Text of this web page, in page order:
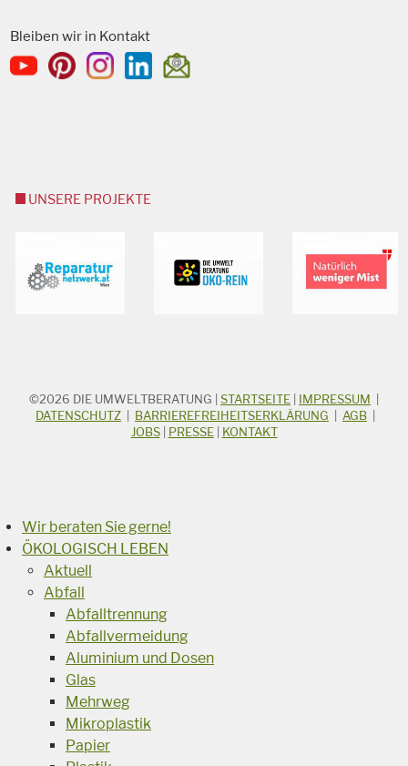
Bleiben wir in Kontakt
UNSERE PROJEKTE
STICHWORTSUCHE
Suchbegriff
©2026 DIE UMWELTBERATUNG STARTSEITE IMPRESSUM
DATENSCHUTZ
BARRIEREFREIHEITSERKLÄRUNG AGB
JOBS| PRESSE| KONTAKT
Wir beraten Sie gerne!
ÖKOLOGISCH LEBEN
Aktuell
Abfall
Abfalltrennung
Abfallvermeidung
Aluminium und Dosen
Glas
Mehrweg
Mikroplastik
Papier